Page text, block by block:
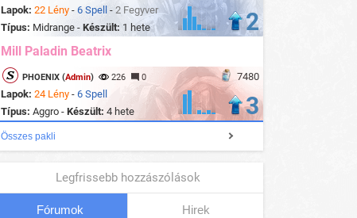
Lapok: 22 Lény - 6 Spell - 2 Fegyver
Típus: Midrange - Készült: 1 hete 2
Mill Paladin Beatrix
7480
PHOENIX (Admin) 226 0
Lapok: 24 Lény - 6 Spell
Típus: Aggro - Készült: 4 hete 3
Összes pakli
Legfrissebb hozzászólások
Fórumok Hirek